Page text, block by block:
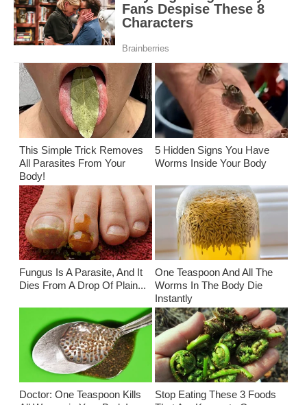
This Simple Trick Removes
All Parasites From Your
Body!
5 Hidden Signs You Have
Worms Inside Your Body
Fungus Is A Parasite, And It
Dies From A Drop Of Plain...
One Teaspoon And All The
Worms In The Body Die
Instantly
Doctor: One Teaspoon Kills
Stop Eating These 3 Foods